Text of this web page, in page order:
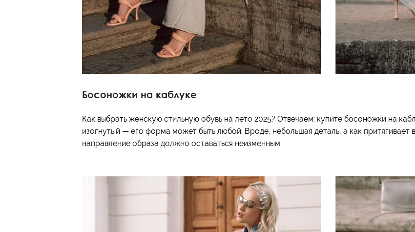
Босоножки на каблуке
Как выбрать женскую стильную обувь на лето 2025? Отвечаем: купите босоножки на
изогнутый — его форма может быть любой. Вроде, небольшая деталь, а как притягивает
направление образа должно оставаться неизменным.